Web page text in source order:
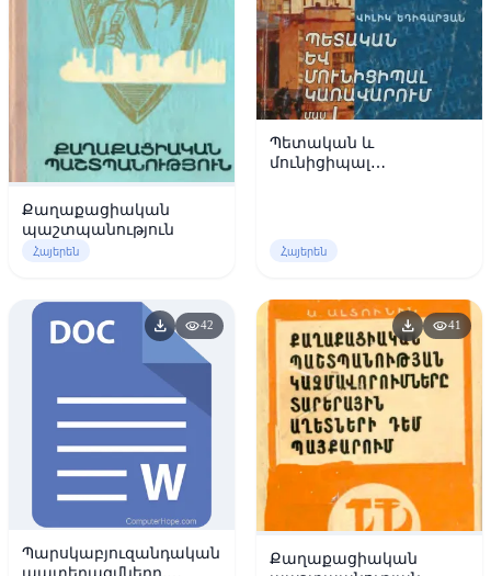
Քաղաքացիական
պաշտպանություն
Հայերեն
Պետական և
մունիցիպալ
Հայերեն
download visibility42
Պարսկաբյուզանդական
պատերազմները,
download visibility41
Քաղաքացիական